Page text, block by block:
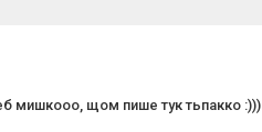
мишкооо, щом пише тук тьпакко :)))